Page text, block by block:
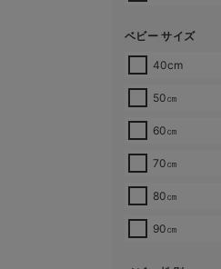
ベビー サイズ
40cm
50㎝
60㎝
70㎝
80㎝
90㎝